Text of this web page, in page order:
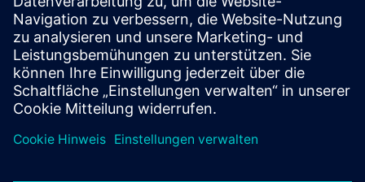
brauchen ein exklusives Training – entweder vor Ort bei Ihnen,
virtuell oder in einem SITRAIN Trainingscenter? Nachdem Sie
uns Ihre persönlichen Daten und Ihren Trainingsbedarf
übermittelt haben, bekommen Sie von uns ein Angebot für eine
exklusive Schulung.
Exklusives Angebot anfragen